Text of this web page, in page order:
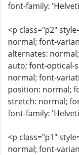
font-family:
<p class="p2"
normal; font-
alternates:
auto; font-optical-
normal; font-
position: normal;
stretch: normal;
font-family:
<p class="p1"
normal; font-